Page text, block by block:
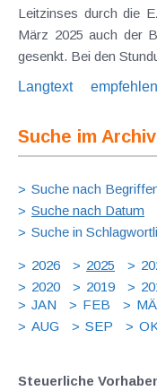
Leitzinses durch die
März 2025 auch der
gesenkt. Bei den
Langtext
empfehlen
Suche im Archiv
Suche nach
Suche nach Datum
Suche in
2026 2025
2020
2019
JAN
FEB
AUG
SEP
Steuerliche